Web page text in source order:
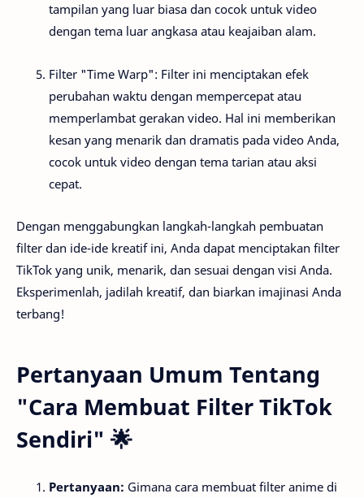
tampilan yang luar biasa dan cocok untuk video
dengan tema luar angkasa atau keajaiban alam.
Filter "Time Warp": Filter ini menciptakan efek
perubahan waktu dengan mempercepat atau
memperlambat gerakan video. Hal ini memberikan
kesan yang menarik dan dramatis pada video Anda,
cocok untuk video dengan tema tarian atau aksi
cepat.
Dengan menggabungkan langkah-langkah pembuatan
filter dan ide-ide kreatif ini, Anda dapat menciptakan filter
TikTok yang unik, menarik, dan sesuai dengan visi Anda.
Eksperimenlah, jadilah kreatif, dan biarkan imajinasi Anda
terbang!
Pertanyaan Umum Tentang
"Cara Membuat Filter TikTok
Sendiri" 🌟
Pertanyaan: Gimana cara membuat filter anime di